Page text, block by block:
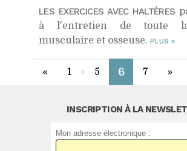
LES EXERCICES AVEC HALTÈRES
à l'entretien de toute
musculaire et osseuse. PLUS »
« 1 5 6 7 »
INSCRIPTION À LA
Mon adresse électronique :